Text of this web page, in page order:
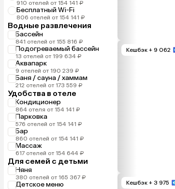
910 отелей от 154 141 ₽
Бесплатный Wi-Fi
806 отелей от 154 141 ₽
Водные развлечения
Бассейн
841 отелей от 155 816 ₽
Подогреваемый бассейн
13 отелей от 199 634 ₽
Аквапарк
9 отелей от 190 239 ₽
Баня / сауна / хаммам
212 отелей от 173 559 ₽
Удобства в отеле
Кондиционер
864 отеля от 154 141 ₽
Парковка
576 отелей от 154 141 ₽
Бар
860 отелей от 154 141 ₽
Массаж
617 отелей от 154 644 ₽
Для семей с детьми
Няня
380 отелей от 165 367 ₽
Детское меню
Кешбэк + 9 062
Кешбэк + 3 975